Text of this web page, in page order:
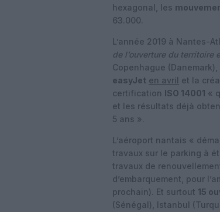
hexagonal, les
63.000.
L’année 2019 à Nantes-
de l’ouverture du territoire
Copenhague
easyJet en avril et la
certification ISO 14001 «
et les résultats déjà
5 ans ».
L’aéroport nantais «
travaux sur le parking à
travaux de
d’embarquement, pour
prochain). Et surtout 15
(Sénégal), Istanbul